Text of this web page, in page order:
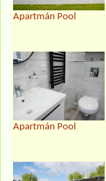
Apartmán Pool
Apartmán Pool